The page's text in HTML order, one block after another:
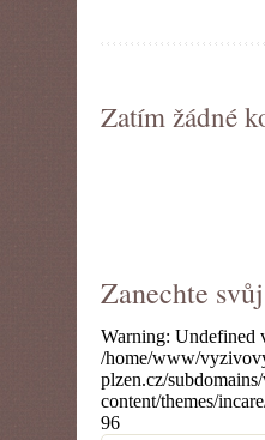
Zatím žádné
Zanechte
Warning: Undefined
/home/www/
plzen.cz/
content/themes/
96